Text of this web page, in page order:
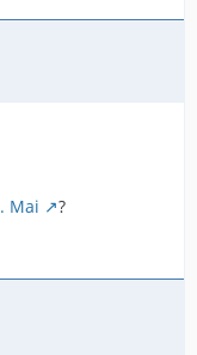
Mai
?